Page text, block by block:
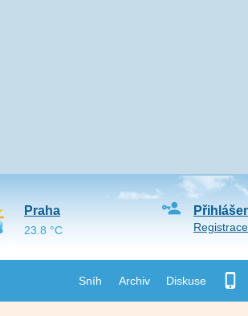
Sníh Archiv Diskuse
Registrace
Praha
23.8 °C